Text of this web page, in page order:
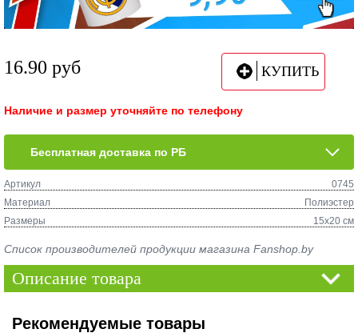
16.90 руб КУПИТЬ
Наличие и размер уточняйте по телефону
Бесплатная доставка по РБ
Артикул
0745
Материал
Полиэстер
Размеры
15х20 см
Список производителей продукции магазина Fanshop.by
Описание товара
Рекомендуемые товары